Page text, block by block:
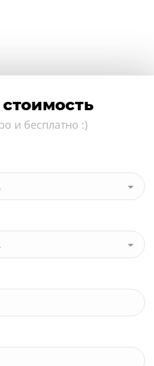
и бесплатно :)